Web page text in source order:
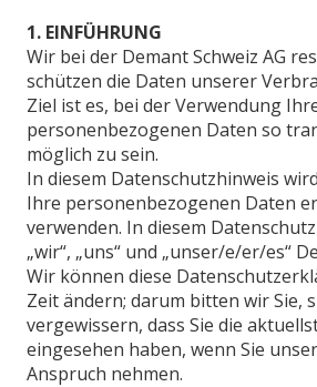
1. EINFÜHRUNG
Wir bei der Demant Schweiz AG
schützen die Daten unserer
Ziel ist es, bei der Verwendung
personenbezogenen Daten so
möglich zu sein.
In diesem Datenschutzhinweis
Ihre personenbezogenen Daten
verwenden. In diesem
„wir“, „uns“ und „unser/e/er/es“
Wir können diese
Zeit ändern; darum bitten wir Sie,
vergewissern, dass Sie die
eingesehen haben, wenn Sie
Anspruch nehmen.